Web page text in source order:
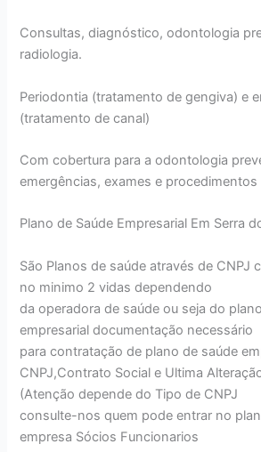
Consultas, diagnóstico, odontologia
radiologia.
Periodontia (tratamento de gengiva) e
(tratamento de canal)
Com cobertura para a odontologia
emergências, exames e procedimentos
Plano de Saúde Empresarial Em Serra
São Planos de saúde através de CNPJ
no minimo 2 vidas dependendo
da operadora de saúde ou seja do
empresarial documentação necessário
para contratação de plano de saúde
CNPJ,Contrato Social e Ultima
(Atenção depende do Tipo de CNPJ
consulte-nos quem pode entrar no
empresa Sócios Funcionarios